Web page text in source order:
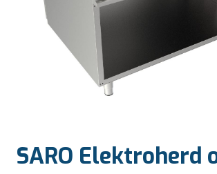
SARO Elektroherd